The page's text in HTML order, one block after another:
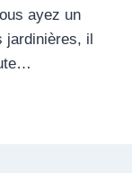
ayez un
jardinières, il